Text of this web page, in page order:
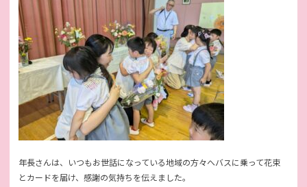
年長さんは、いつもお世話になっている地域の方々へバスに乗って花束
とカードを届け、感謝の気持ちを伝えました。